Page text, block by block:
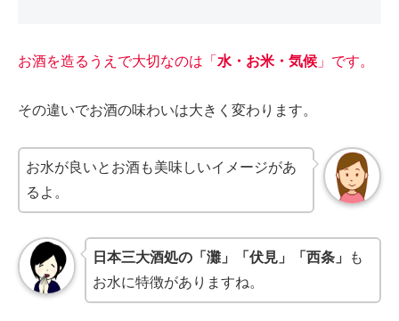
お酒を造るうえで大切なのは「 水・お米・気候 」です。
その違いでお酒の味わいは大きく変わります。
お水が良いとお酒も美味しいイメージがあ
るよ。
日本三大酒処の「灘」「伏見」「西条」
も
お水に特徴がありますね。